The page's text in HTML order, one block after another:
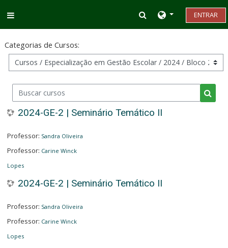
Alternar entrada
ENTRAR
Categorias de Cursos:
Buscar cursos
2024-GE-2 | Seminário Temático II
Professor: Sandra Oliveira
Professor: Carine Winck
Lopes
2024-GE-2 | Seminário Temático II
Professor: Sandra Oliveira
Professor: Carine Winck
Lopes